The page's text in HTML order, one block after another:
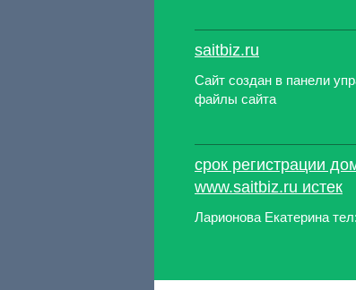
saitbiz.ru
Сайт создан в панели
файлы сайта
срок регистрации
www.saitbiz.ru истек
Ларионова Екатерина